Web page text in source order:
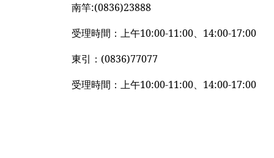
南竿:(0836)23888
受理時間：上午10:00-11:00、14:00-17:00
東引：(0836)77077
受理時間：上午10:00-11:00、14:00-17:00